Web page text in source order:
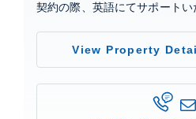
契約の際、英語にてサポートい
View Property